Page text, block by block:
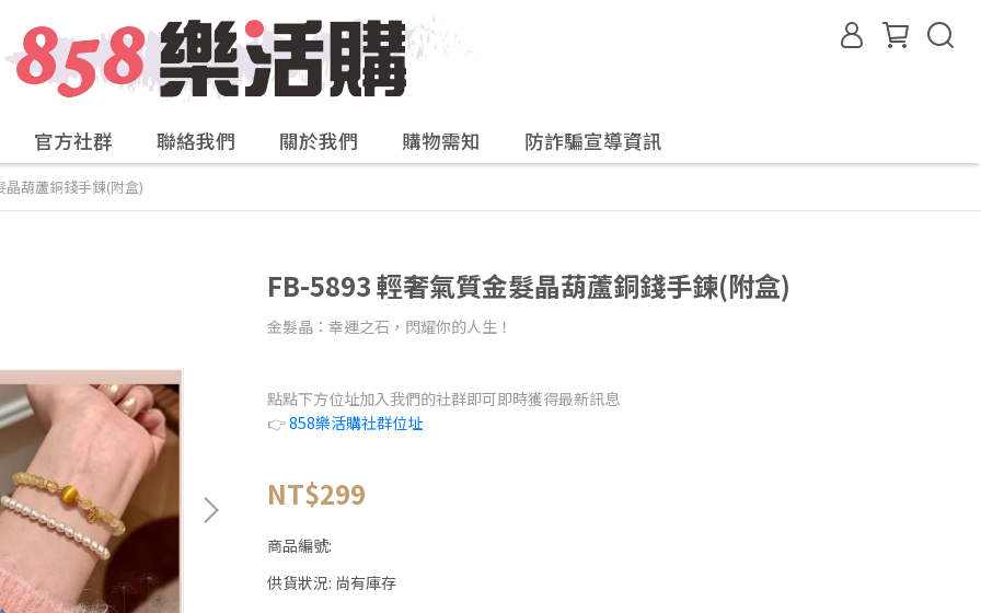
官方社群 聯絡我們 關於我們 購物需知 防詐騙宣導資訊
晶葫蘆銅錢手鍊(附盒)
FB-5893 輕奢氣質金髮晶葫蘆銅錢手鍊(附盒)
金髮晶：幸運之石，閃耀你的人生！
點點下方位址加入我們的社群即可即時獲得最新訊息
👉858樂活購社群位址
NT$299
商品編號:
供貨狀況: 尚有庫存